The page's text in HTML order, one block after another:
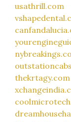
usathrill.com
thekrtagy.com